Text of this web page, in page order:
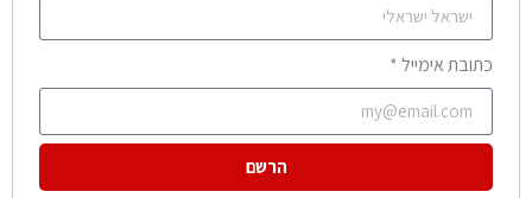
כתובת אימייל *
הרשם